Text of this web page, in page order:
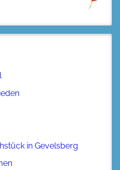
in Gevelsberg